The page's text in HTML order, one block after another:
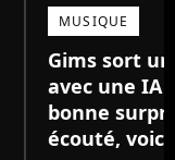
MUSIQUE
Gims sort
avec une IA
bonne
écouté,